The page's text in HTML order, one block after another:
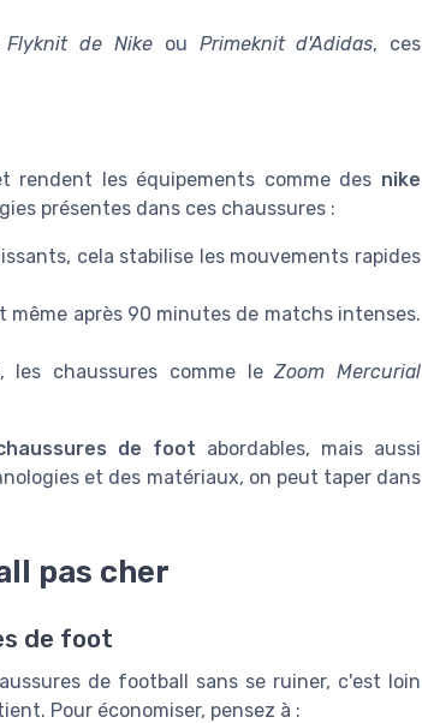
Flyknit de Nikeou Primeknit d'Adidas, ces
rendent les équipements comme des nike
présentes dans ces chaussures :
cela stabilise les mouvements rapides
après 90 minutes de matchs intenses.
les chaussures comme leZoom Mercurial
de foot abordables, mais aussi
et des matériaux, on peut taper dans
pas cher
de foot
de football sans se ruiner, c'est loin
Pour économiser, pensez à :